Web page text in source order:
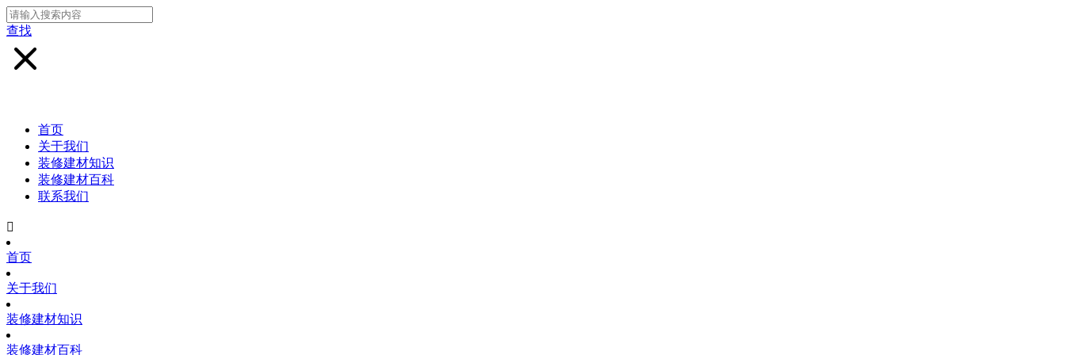
查找
首页
关于我们
装修建材知识
装修建材百科
联系我们

首页
关于我们
装修建材知识
装修建材百科